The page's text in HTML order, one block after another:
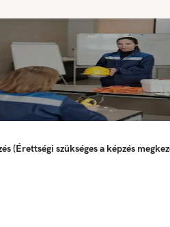
(Érettségi szükséges a képzés